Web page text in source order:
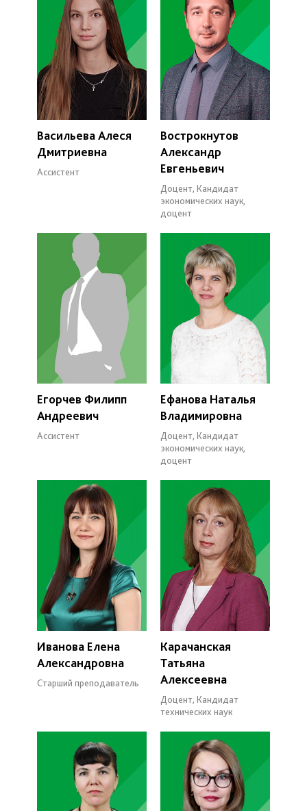
Васильева Алеся
Дмитриевна
Ассистент
Вострокнутов
Александр
Евгеньевич
Доцент, Кандидат
экономических наук,
доцент
Егорчев Филипп
Андреевич
Ассистент
Ефанова Наталья
Владимировна
Доцент, Кандидат
экономических наук,
доцент
Иванова Елена
Александровна
Старший преподаватель
Карачанская
Татьяна
Алексеевна
Доцент, Кандидат
технических наук